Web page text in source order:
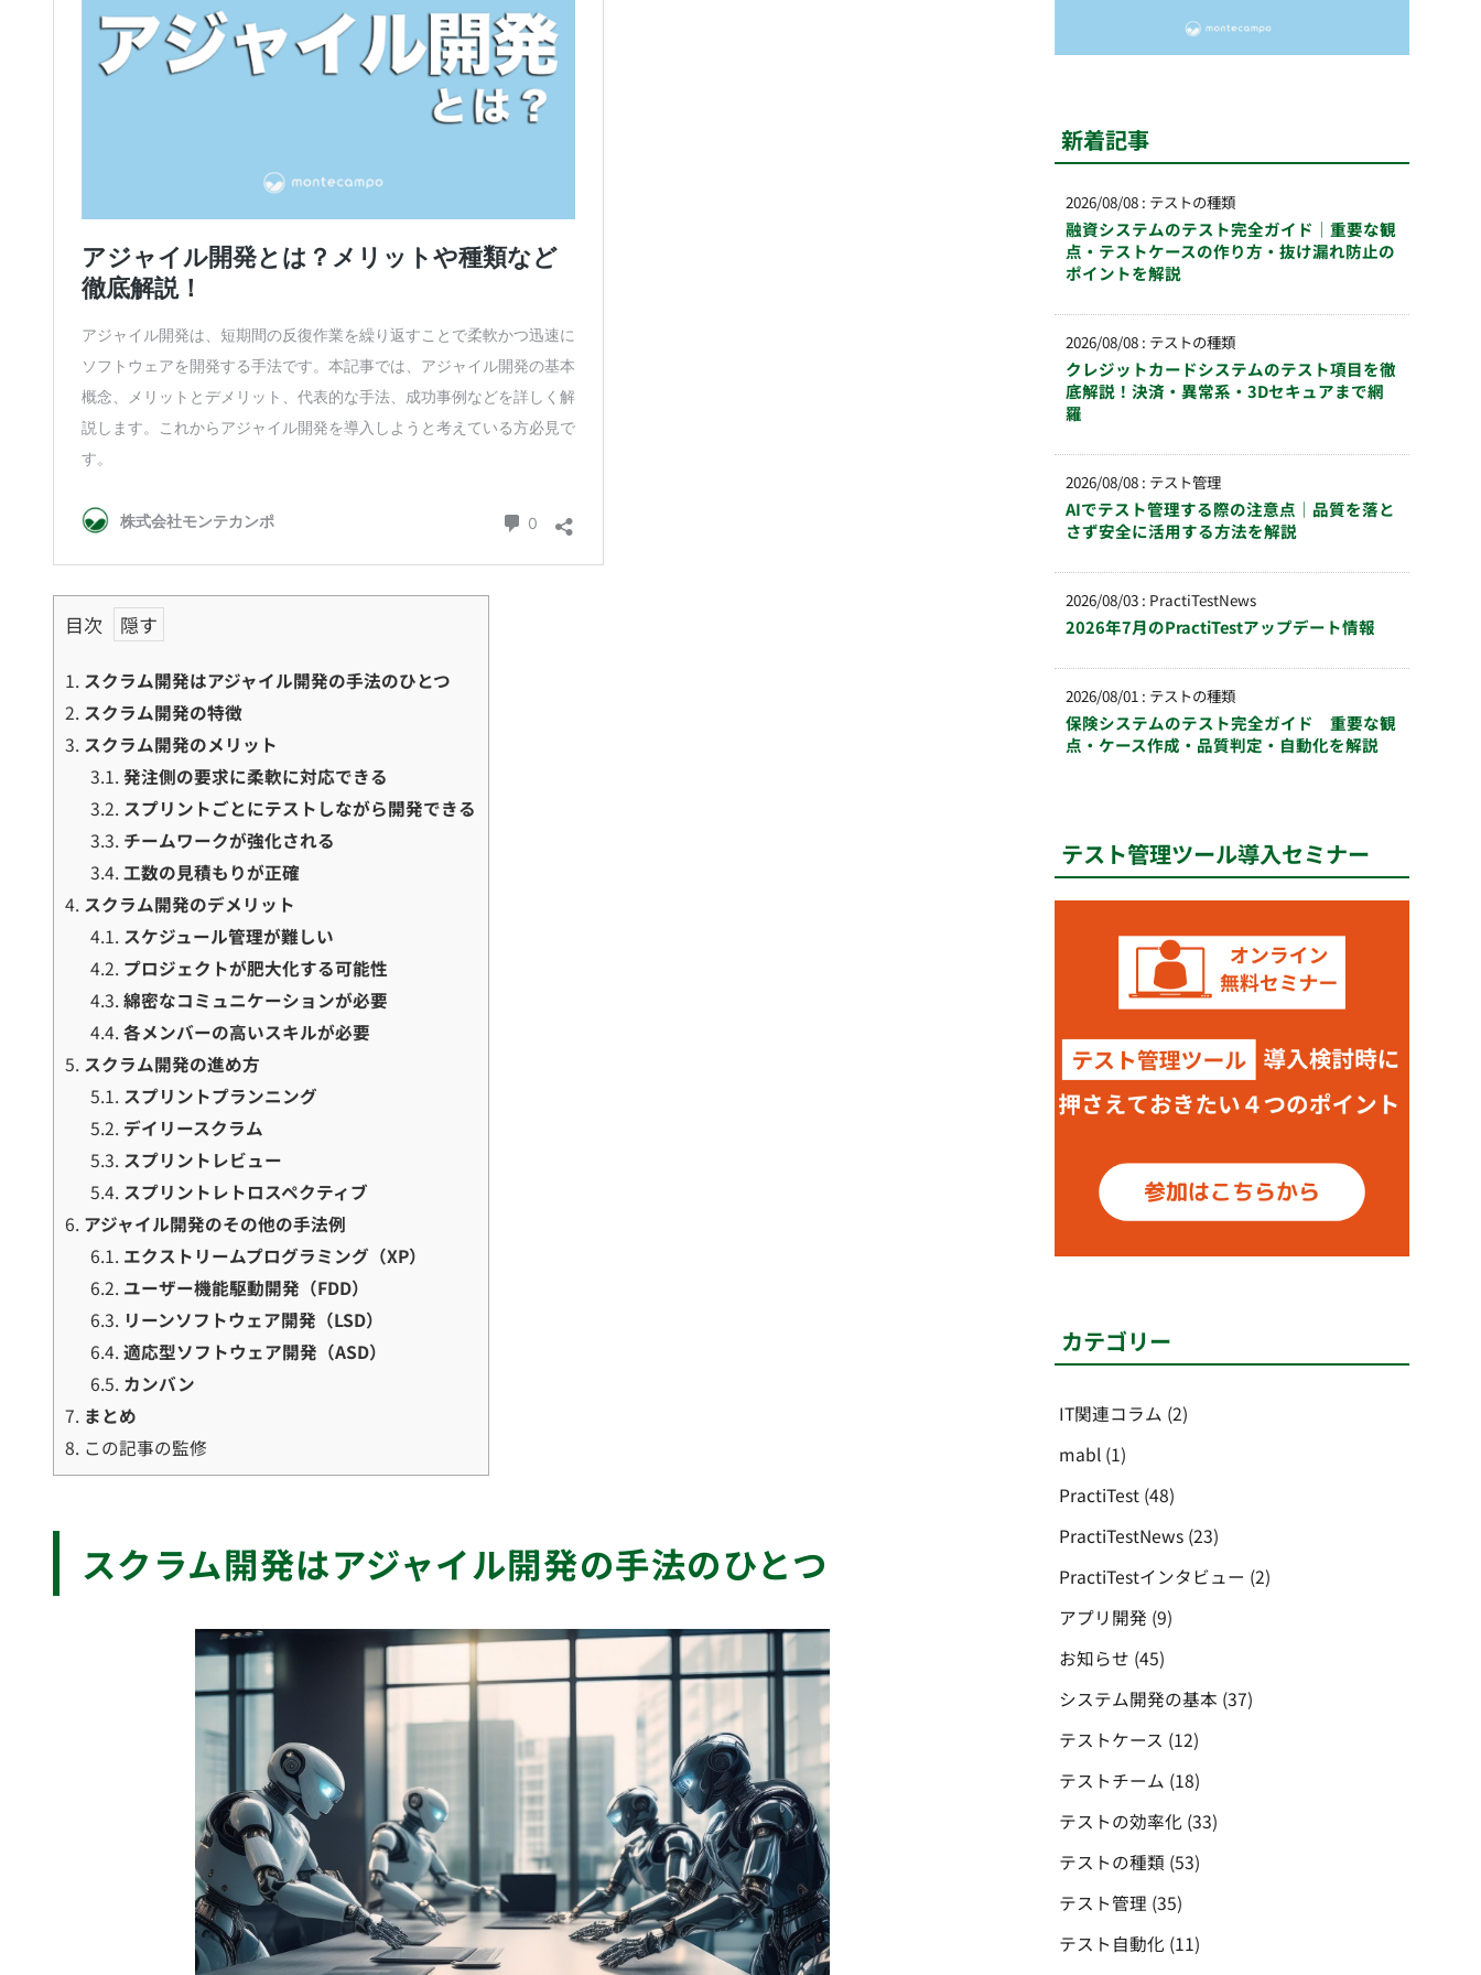
目次
1. スクラム開発はアジャイル開発の手法のひとつ
2. スクラム開発の特徴
3. スクラム開発のメリット
3.1. 発注側の要求に柔軟に対応できる
3.2. スプリントごとにテストしながら開発できる
3.3. チームワークが強化される
3.4. 工数の見積もりが正確
4. スクラム開発のデメリット
4.1. スケジュール管理が難しい
4.2. プロジェクトが肥大化する可能性
4.3. 綿密なコミュニケーションが必要
4.4. 各メンバーの高いスキルが必要
5. スクラム開発の進め方
5.1. スプリントプランニング
5.2. デイリースクラム
5.3. スプリントレビュー
5.4. スプリントレトロスペクティブ
6. アジャイル開発のその他の手法例
6.1. エクストリームプログラミング（XP）
6.2. ユーザー機能駆動開発（FDD）
6.3. リーンソフトウェア開発（LSD）
6.4. 適応型ソフトウェア開発（ASD）
6.5. カンバン
7. まとめ
8. この記事の監修
スクラム開発はアジャイル開発の手法のひとつ
新着記事
2026/08/08: テストの種類
融資システムのテスト完全ガイド｜重要な観
点・テストケースの作り方・抜け漏れ防止の
ポイントを解説
2026/08/08: テストの種類
クレジットカードシステムのテスト項目を徹
底解説！決済・異常系・3Dセキュアまで網
羅
2026/08/08: テスト管理
AIでテスト管理する際の注意点｜品質を落と
さず安全に活用する方法を解説
2026/08/03: PractiTestNews
2026年7月のPractiTestアップデート情報
2026/08/01 : テストの種類
保険システムのテスト完全ガイド 重要な観
点・ケース作成・品質判定・自動化を解説
テスト管理ツール導入セミナー
カテゴリー
IT関連コラム (2)
mabl (1)
PractiTest (48)
PractiTestNews (23)
PractiTestインタビュー (2)
アプリ開発 (9)
お知らせ (45)
システム開発の基本 (37)
テストケース (12)
テストチーム (18)
テストの効率化 (33)
テストの種類 (53)
テスト管理 (35)
テスト自動化 (11)